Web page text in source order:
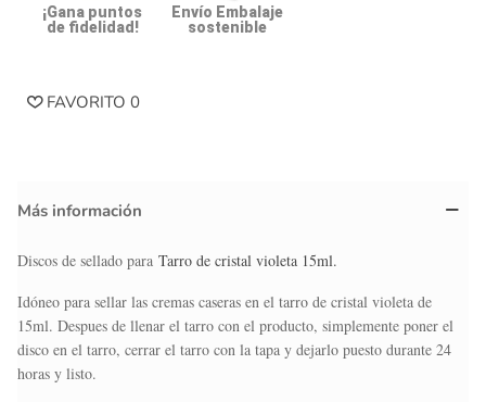
¡Gana puntos
de fidelidad!
Envío Embalaje
sostenible
FAVORITO 0
Más información
Discos de sellado para Tarro de cristal violeta 15ml.
Idóneo para sellar las cremas caseras en el tarro de cristal violeta de
15ml. Despues de llenar el tarro con el producto, simplemente poner el
disco en el tarro, cerrar el tarro con la tapa y dejarlo puesto durante 24
horas y listo.